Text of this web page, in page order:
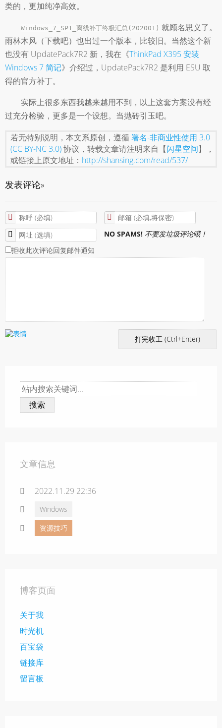
类的，更加纯净高效。
Windows_7_SP1_离线补丁终极汇总(202001) 就顾名思义了。
雨林木风（下载吧）也出过一个版本，比较旧。当然这个新
也没有 UpdatePack7R2 新，我在《ThinkPad X395 安装
Windows 7 简记》介绍过，UpdatePack7R2 是利用 ESU 取
得的官方补丁。
实际上很多东西我越来越用不到，以上这套方案没有经
过充分检验，更多是一个设想。当抛砖引玉吧。
若无特别说明，本文系原创，遵循署名-非商业性使用 3.0
(CC BY-NC 3.0)协议，转载文章请注明来自【闪星空间】，
或链接上原文地址： http://shansing.com/read/537/
发表评论»
NO SPAMS! 不要发垃圾评论哦！
拒收此次评论回复邮件通知
搜索
文章信息
2022.11.29 22:36
Windows
资源技巧
博客页面
关于我
时光机
百宝袋
链接库
留言板